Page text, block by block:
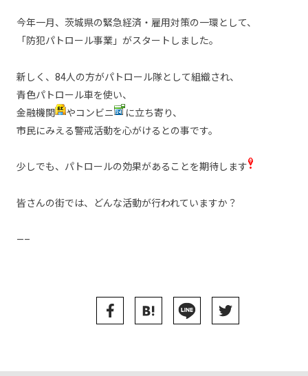
今年一月、茨城県の緊急経済・雇用対策の一環として、
「防犯パトロール事業」がスタートしました。
新しく、84人の方がパトロール隊として組織され、
青色パトロール車を使い、
金融機関
やコンビニ
に立ち寄り、
市民にみえる警戒活動を心がけるとの事です。
少しでも、パトロールの効果があることを期待します
皆さんの街では、どんな活動が行われていますか？
—–